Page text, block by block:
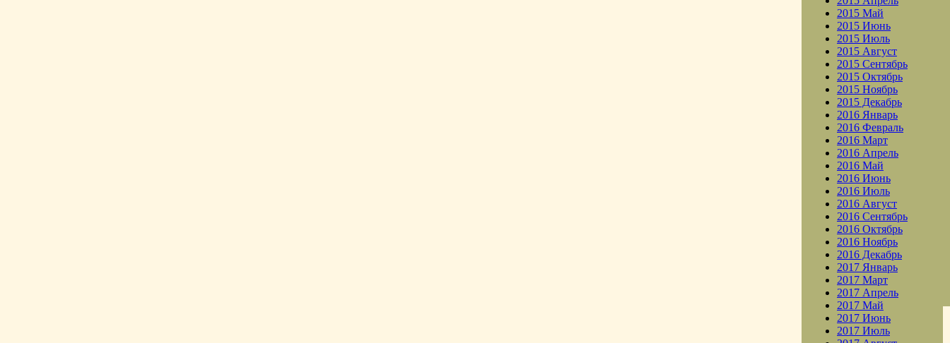
2015 Май
2015 Июнь
2015 Июль
2015 Август
2015 Сентябрь
2015 Октябрь
2015 Ноябрь
2015 Декабрь
2016 Январь
2016 Февраль
2016 Март
2016 Апрель
2016 Май
2016 Июнь
2016 Июль
2016 Август
2016 Сентябрь
2016 Октябрь
2016 Ноябрь
2016 Декабрь
2017 Январь
2017 Март
2017 Апрель
2017 Май
2017 Июнь
2017 Июль